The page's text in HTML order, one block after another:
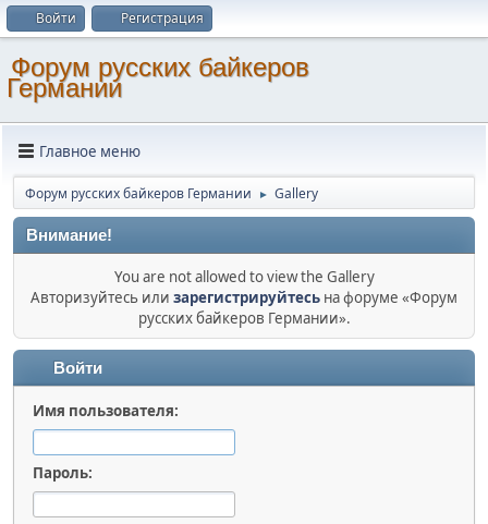
Войти Регистрация
Форум русских байкеров
Германии
Главное меню
Форум русских байкеров Германии ► Gallery
Внимание!
You are not allowed to view the Gallery
Авторизуйтесь или зарегистрируйтесь на форуме «Форум
русских байкеров Германии».
Войти
Имя пользователя:
Пароль: